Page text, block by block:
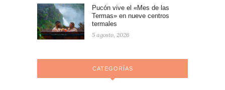
Pucón vive el «Mes de las
Termas» en nueve centros
termales
5 agosto, 2026
CATEGORÍAS